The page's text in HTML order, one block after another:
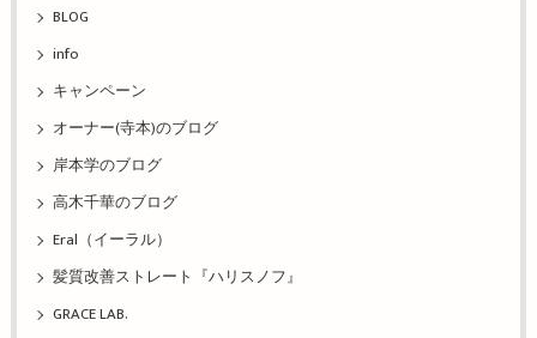
BLOG
info
キャンペーン
オーナー(寺本)のブログ
岸本学のブログ
高木千華のブログ
Eral（イーラル）
髪質改善ストレート『ハリスノフ』
GRACE LAB.